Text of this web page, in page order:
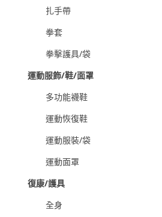
扎手帶
拳套
拳擊護具/袋
運動服飾/鞋/面罩
多功能襪鞋
運動恢復鞋
運動服裝/袋
運動面罩
復康/護具
全身